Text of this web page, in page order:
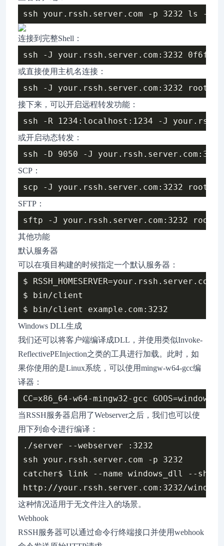
连接到完整Shell：
或直接使用主机名连接：
接下来，可以开启远程转发功能：
或开启动态转发：
SCP：
SFTP：
其他功能
默认服务器
可以在项目构建的时候指定一个默认服务器：
$
$ bin/client
Windows DLL生成
我们还可以将客户端编译成DLL，并使用类似Invoke-
ReflectivePEInjection之类的工具进行加载。此时，如
果你使用的是Linux系统，可以使用mingw-w64-gcc编
译器：
当RSSH服务器启用了Webserver之后，我们也可以使
用下列命令进行编译：
./server --webserver :3232
ssh your.rssh.server.com -p 3232
catcher$ link --name windows_dll --
这种情况适用于无文件注入的场景。
Webhook
RSSH服务器可以通过命令行终端接口并使用webhook